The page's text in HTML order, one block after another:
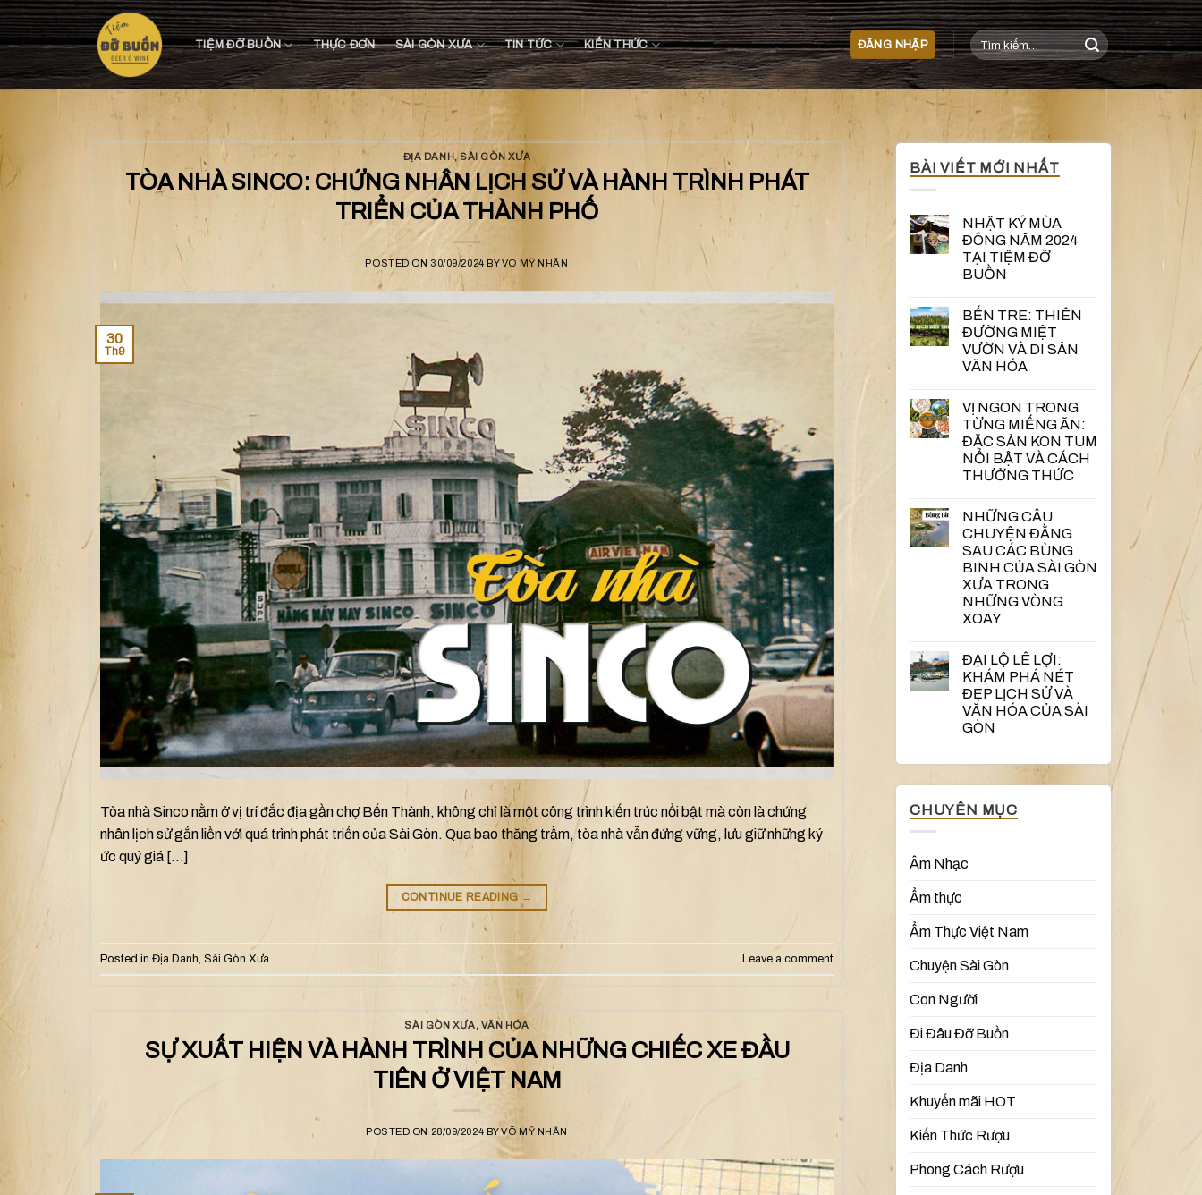
Skip
to
content
TIỆM ĐỠ BUỒN THỰC ĐƠN SÀI GÒN XƯA TIN TỨC KIẾN THỨC ĐĂNG NHẬP
Tìm
kiếm:
ĐỊA DANH, SÀI GÒN XƯA
TÒA NHÀ SINCO: CHỨNG NHÂN LỊCH SỬ VÀ HÀNH TRÌNH PHÁT
TRIỂN CỦA THÀNH PHỐ
POSTED ON 30/09/2024 BYVÕ MỸ NHÂN
30
Th9
Tòa nhà Sinco nằm ở vị trí đắc địa gần chợ Bến Thành, không chỉ là một công trình kiến trúc nổi bật mà còn là chứng
nhân lịch sử gắn liền với quá trình phát triển của Sài Gòn. Qua bao thăng trầm, tòa nhà vẫn đứng vững, lưu giữ những ký
ức quý giá […]
CONTINUE READING →
Posted in Địa Danh Sài Gòn Xưa Leave a comment
SÀI GÒN XƯA, VĂN HÓA
SỰ XUẤT HIỆN VÀ HÀNH TRÌNH CỦA NHỮNG CHIẾC XE ĐẦU
TIÊN Ở VIỆT NAM
POSTED ON 28/09/2024 BYVÕ MỸ NHÂN
BÀI VIẾT MỚI NHẤT
NHẬT KÝ MÙA
ĐÔNG NĂM 2024
TẠI TIỆM ĐỠ
BUỒN
BẾN TRE: THIÊN
ĐƯỜNG MIỆT
VƯỜN VÀ DI SẢN
VĂN HÓA
VỊ NGON TRONG
TỪNG MIẾNG ĂN:
ĐẶC SẢN KON TUM
NỔI BẬT VÀ CÁCH
THƯỞNG THỨC
NHỮNG CÂU
CHUYỆN ĐẰNG
SAU CÁC BÙNG
BINH CỦA SÀI GÒN
XƯA TRONG
NHỮNG VÒNG
XOAY
ĐẠI LỘ LÊ LỢI:
KHÁM PHÁ NÉT
ĐẸP LỊCH SỬ VÀ
VĂN HÓA CỦA SÀI
GÒN
CHUYÊN MỤC
Âm Nhạc
Ẩm thực
Ẩm Thực Việt Nam
Chuyện Sài Gòn
Con Người
Đi Đâu Đỡ Buồn
Địa Danh
Khuyến mãi HOT
Kiến Thức Rượu
Phong Cách Rượu